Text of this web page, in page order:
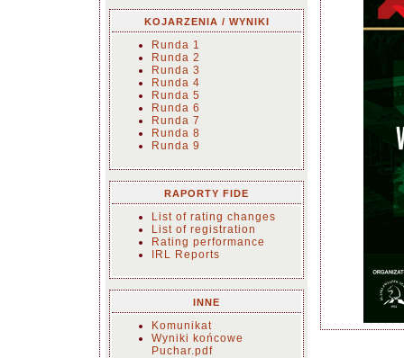
KOJARZENIA / WYNIKI
Runda 1
Runda 2
Runda 3
Runda 4
Runda 5
Runda 6
Runda 7
Runda 8
Runda 9
RAPORTY FIDE
List of rating changes
List of registration
Rating performance
IRL Reports
INNE
Komunikat
Wyniki końcowe
Puchar.pdf